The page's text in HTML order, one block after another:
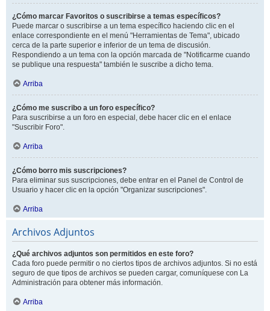
¿Cómo marcar Favoritos o suscribirse a temas específicos?
Puede marcar o suscribirse a un tema específico haciendo clic en el
enlace correspondiente en el menú "Herramientas de Tema", ubicado
cerca de la parte superior e inferior de un tema de discusión.
Respondiendo a un tema con la opción marcada de "Notificarme cuando
se publique una respuesta" también le suscribe a dicho tema.
Arriba
¿Cómo me suscribo a un foro específico?
Para suscribirse a un foro en especial, debe hacer clic en el enlace
"Suscribir Foro".
Arriba
¿Cómo borro mis suscripciones?
Para eliminar sus suscripciones, debe entrar en el Panel de Control de
Usuario y hacer clic en la opción "Organizar suscripciones".
Arriba
Archivos Adjuntos
¿Qué archivos adjuntos son permitidos en este foro?
Cada foro puede permitir o no ciertos tipos de archivos adjuntos. Si no está
seguro de que tipos de archivos se pueden cargar, comuníquese con La
Administración para obtener más información.
Arriba